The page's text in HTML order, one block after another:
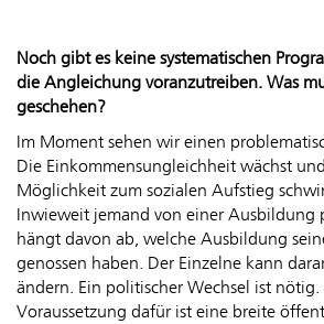
Noch gibt es keine systematischen
die Angleichung voranzutreiben. Was
geschehen?
Im Moment sehen wir einen
Die Einkommensungleichheit wächst
Möglichkeit zum sozialen Aufstieg
Inwieweit jemand von einer Ausbildung
hängt davon ab, welche Ausbildung
genossen haben. Der Einzelne kann
ändern. Ein politischer Wechsel ist nötig.
Voraussetzung dafür ist eine breite